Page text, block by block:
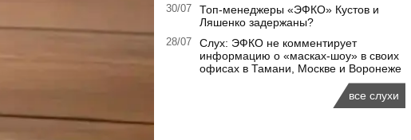
30/07
Топ-менеджеры «ЭФКО» Кустов и
Ляшенко задержаны?
28/07
Слух: ЭФКО не комментирует
информацию о «масках-шоу» в своих
офисах в Тамани, Москве и Воронеже
все слухи